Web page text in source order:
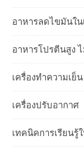
อาหารลดไขมันใน
อาหารโปรตีนสูง
เครื่องทำความเย็น
เครื่องปรับอากาศ
เทคนิคการเรียนรู้